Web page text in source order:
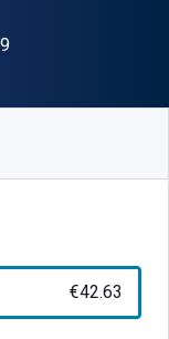
"ISBN-13
€42.63